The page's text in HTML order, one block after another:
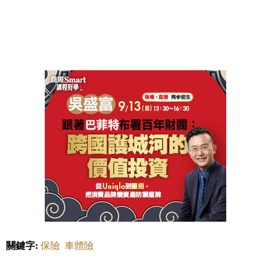
關鍵字: 保險 車體險